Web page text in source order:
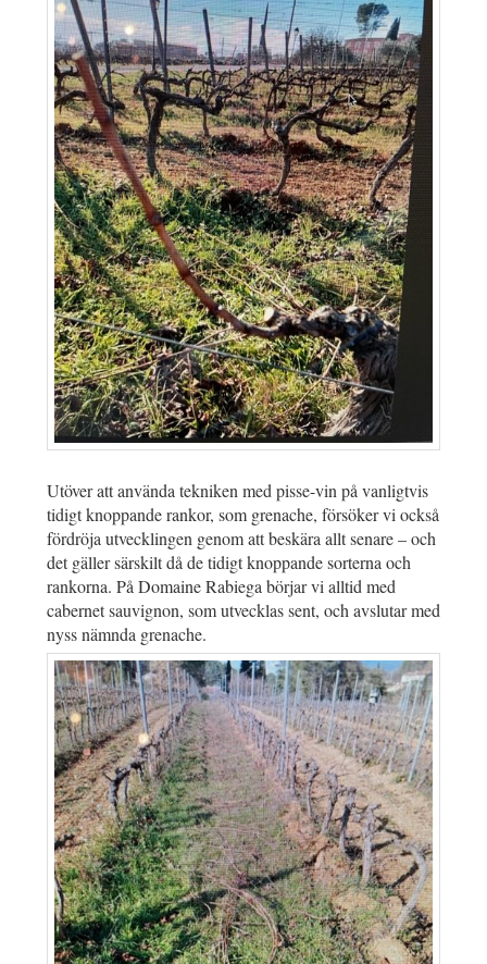
Utöver att använda tekniken med pisse-vin på vanligtvis
tidigt knoppande rankor, som grenache, försöker vi också
fördröja utvecklingen genom att beskära allt senare – och
det gäller särskilt då de tidigt knoppande sorterna och
rankorna. På Domaine Rabiega börjar vi alltid med
cabernet sauvignon, som utvecklas sent, och avslutar med
nyss nämnda grenache.